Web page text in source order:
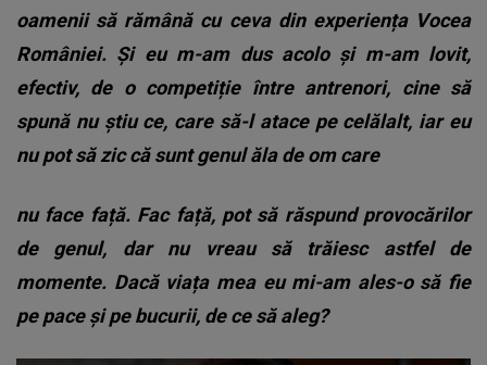
oamenii să rămână cu ceva din experiența Vocea
României. Și eu m-am dus acolo și m-am lovit,
efectiv, de o competiție între antrenori, cine să
spună nu știu ce, care să-l atace pe celălalt, iar eu
nu pot să zic că sunt genul ăla de om care
nu face față. Fac față, pot să răspund provocărilor
de genul, dar nu vreau să trăiesc astfel de
momente. Dacă viața mea eu mi-am ales-o să fie
pe pace și pe bucurii, de ce să aleg?